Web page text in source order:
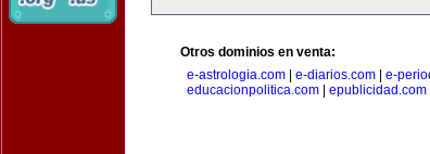
Otros dominios en venta:
e-astrologia.com
e-diarios.com e-
educacionpolitica.com
epublicidad.com